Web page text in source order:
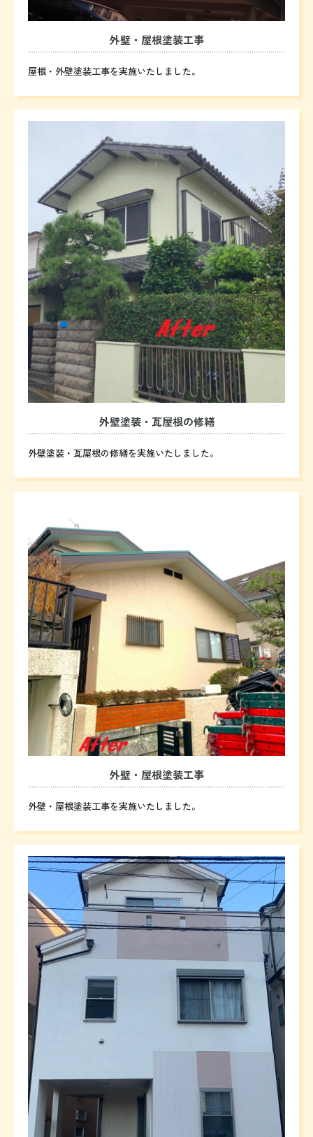
外壁・屋根塗装工事
屋根・外壁塗装工事を実施いたしました。
外壁塗装・瓦屋根の修繕
外壁塗装・瓦屋根の修繕を実施いたしました。
外壁・屋根塗装工事
外壁・屋根塗装工事を実施いたしました。